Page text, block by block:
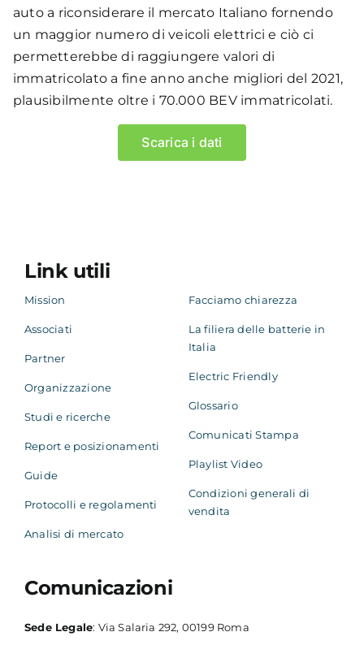
auto a riconsiderare il mercato Italiano fornendo
un maggior numero di veicoli elettrici e ciò ci
permetterebbe di raggiungere valori di
immatricolato a fine anno anche migliori del 2021,
plausibilmente oltre i 70.000 BEV immatricolati.
Scarica i dati
Link utili
Mission
Associati
Partner
Organizzazione
Studi e ricerche
Report e posizionamenti
Guide
Protocolli e regolamenti
Analisi di mercato
Facciamo chiarezza
La filiera delle batterie in
Italia
Electric Friendly
Glossario
Comunicati Stampa
Playlist Video
Condizioni generali di
vendita
Comunicazioni
Sede Legale: Via Salaria 292, 00199 Roma